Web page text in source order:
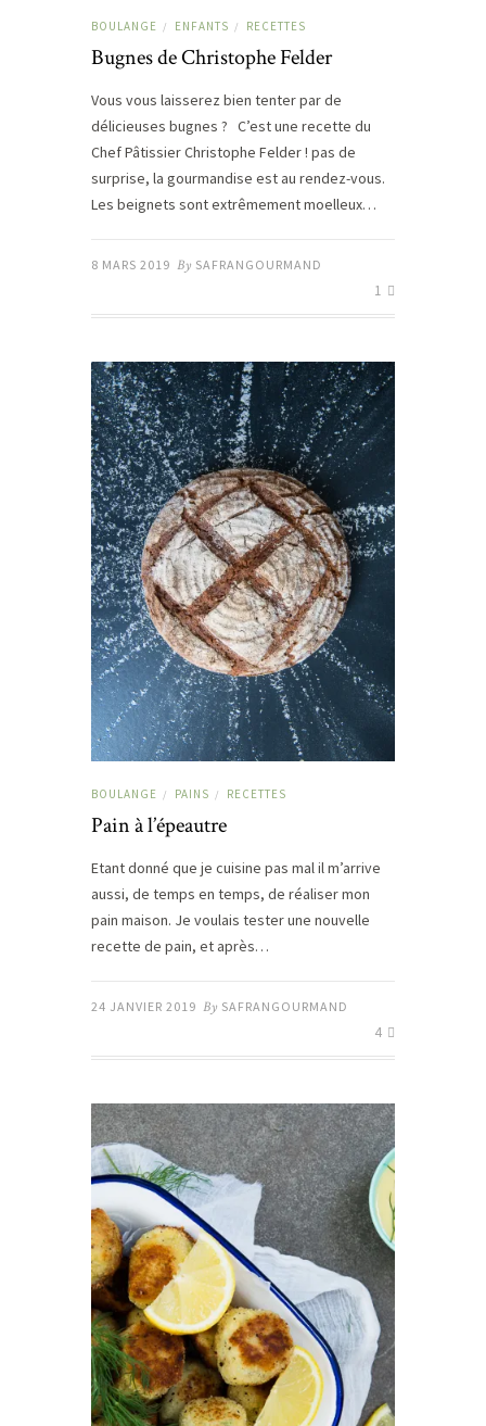
BOULANGE / ENFANTS / RECETTES
Bugnes de Christophe Felder
Vous vous laisserez bien tenter par de
délicieuses bugnes ? C’est une recette du
Chef Pâtissier Christophe Felder ! pas de
surprise, la gourmandise est au rendez-vous.
Les beignets sont extrêmement moelleux…
8 MARS 2019 By SAFRANGOURMAND
1
BOULANGE / PAINS / RECETTES
Pain à l’épeautre
Etant donné que je cuisine pas mal il m’arrive
aussi, de temps en temps, de réaliser mon
pain maison. Je voulais tester une nouvelle
recette de pain, et après…
24 JANVIER 2019 By SAFRANGOURMAND
4